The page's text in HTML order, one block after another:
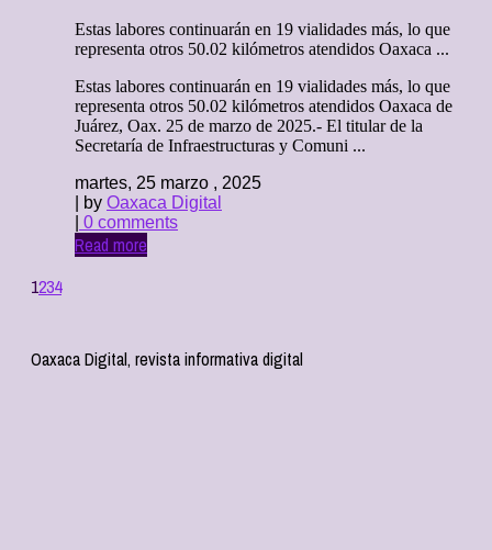
Estas labores continuarán en 19 vialidades más, lo que
representa otros 50.02 kilómetros atendidos Oaxaca ...
Estas labores continuarán en 19 vialidades más, lo que
representa otros 50.02 kilómetros atendidos Oaxaca de
Juárez, Oax. 25 de marzo de 2025.- El titular de la
Secretaría de Infraestructuras y Comuni ...
martes, 25 marzo , 2025
| by Oaxaca Digital
0 comments
Read more
1234
Oaxaca Digital, revista informativa digital